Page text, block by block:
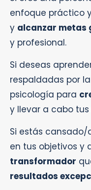
enfoque práctico
y alcanzar metas
y profesional.
Si deseas
respaldadas por
psicología para
y llevar a cabo
Si estás
en tus objetivos y
transformador
resultados